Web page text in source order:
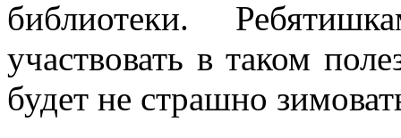
библиотеки.
участвовать в таком
будет не страшно